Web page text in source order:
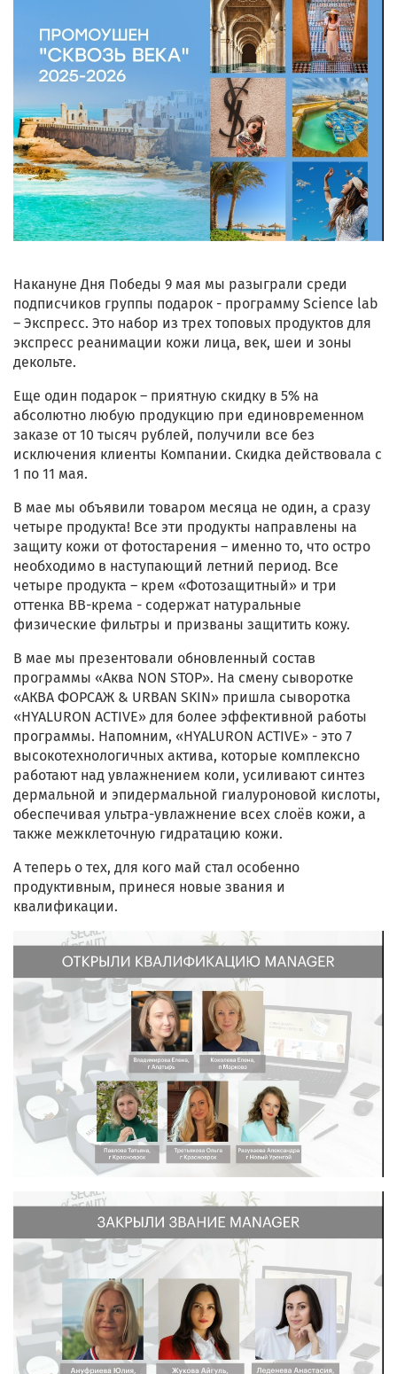
Накануне Дня Победы 9 мая мы разыграли среди
подписчиков группы подарок - программу Science lab
– Экспресс. Это набор из трех топовых продуктов для
экспресс реанимации кожи лица, век, шеи и зоны
декольте.
Еще один подарок – приятную скидку в 5% на
абсолютно любую продукцию при единовременном
заказе от 10 тысяч рублей, получили все без
исключения клиенты Компании. Скидка действовала с
1 по 11 мая.
В мае мы объявили товаром месяца не один, а сразу
четыре продукта! Все эти продукты направлены на
защиту кожи от фотостарения – именно то, что остро
необходимо в наступающий летний период. Все
четыре продукта – крем «Фотозащитный» и три
оттенка ВВ-крема - содержат натуральные
физические фильтры и призваны защитить кожу.
В мае мы презентовали обновленный состав
программы «Аква NON STOP». На смену сыворотке
«АКВА ФОРСАЖ & URBAN SKIN» пришла сыворотка
«HYALURON ACTIVE» для более эффективной работы
программы. Напомним, «HYALURON ACTIVE» - это 7
высокотехнологичных актива, которые комплексно
работают над увлажнением коли, усиливают синтез
дермальной и эпидермальной гиалуроновой кислоты,
обеспечивая ультра-увлажнение всех слоёв кожи, а
также межклеточную гидратацию кожи.
А теперь о тех, для кого май стал особенно
продуктивным, принеся новые звания и
квалификации.